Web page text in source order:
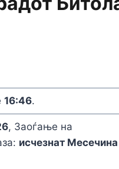
16:46.
, Заоѓање на
исчезнат Месечина